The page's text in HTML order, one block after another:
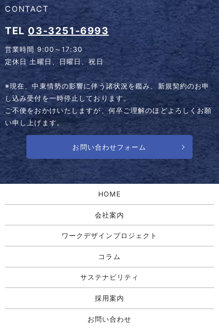
CONTACT
TEL 03-3251-6993
営業時間 9:00～17:30
定休日 土曜日、日曜日、祝日
※現在、中東情勢の影響に伴う諸状況を鑑み、新規契約のお申
し込み受付を一時停止しております。
ご不便をおかけいたしますが、何卒ご理解のほどよろしくお願
い申し上げます。
お問い合わせフォーム
HOME
会社案内
ワークデザインプロジェクト
コラム
サステナビリティ
採用案内
お問い合わせ